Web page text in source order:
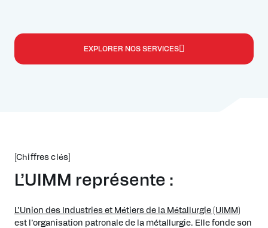
EXPLORER NOS SERVICES
[Chiffres clés]
L’UIMM représente :
L’Union des Industries et Métiers de la Métallurgie (UIMM)
est l’organisation patronale de la métallurgie. Elle fonde son